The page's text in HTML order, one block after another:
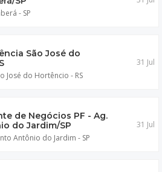
- SP
São José do
José do Hortêncio - RS
31 Jul
de Negócios PF - Ag.
do Jardim/SP
Antônio do Jardim - SP
31 Jul